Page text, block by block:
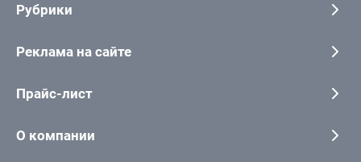
Рубрики
Реклама на сайте
Прайс-лист
О компании